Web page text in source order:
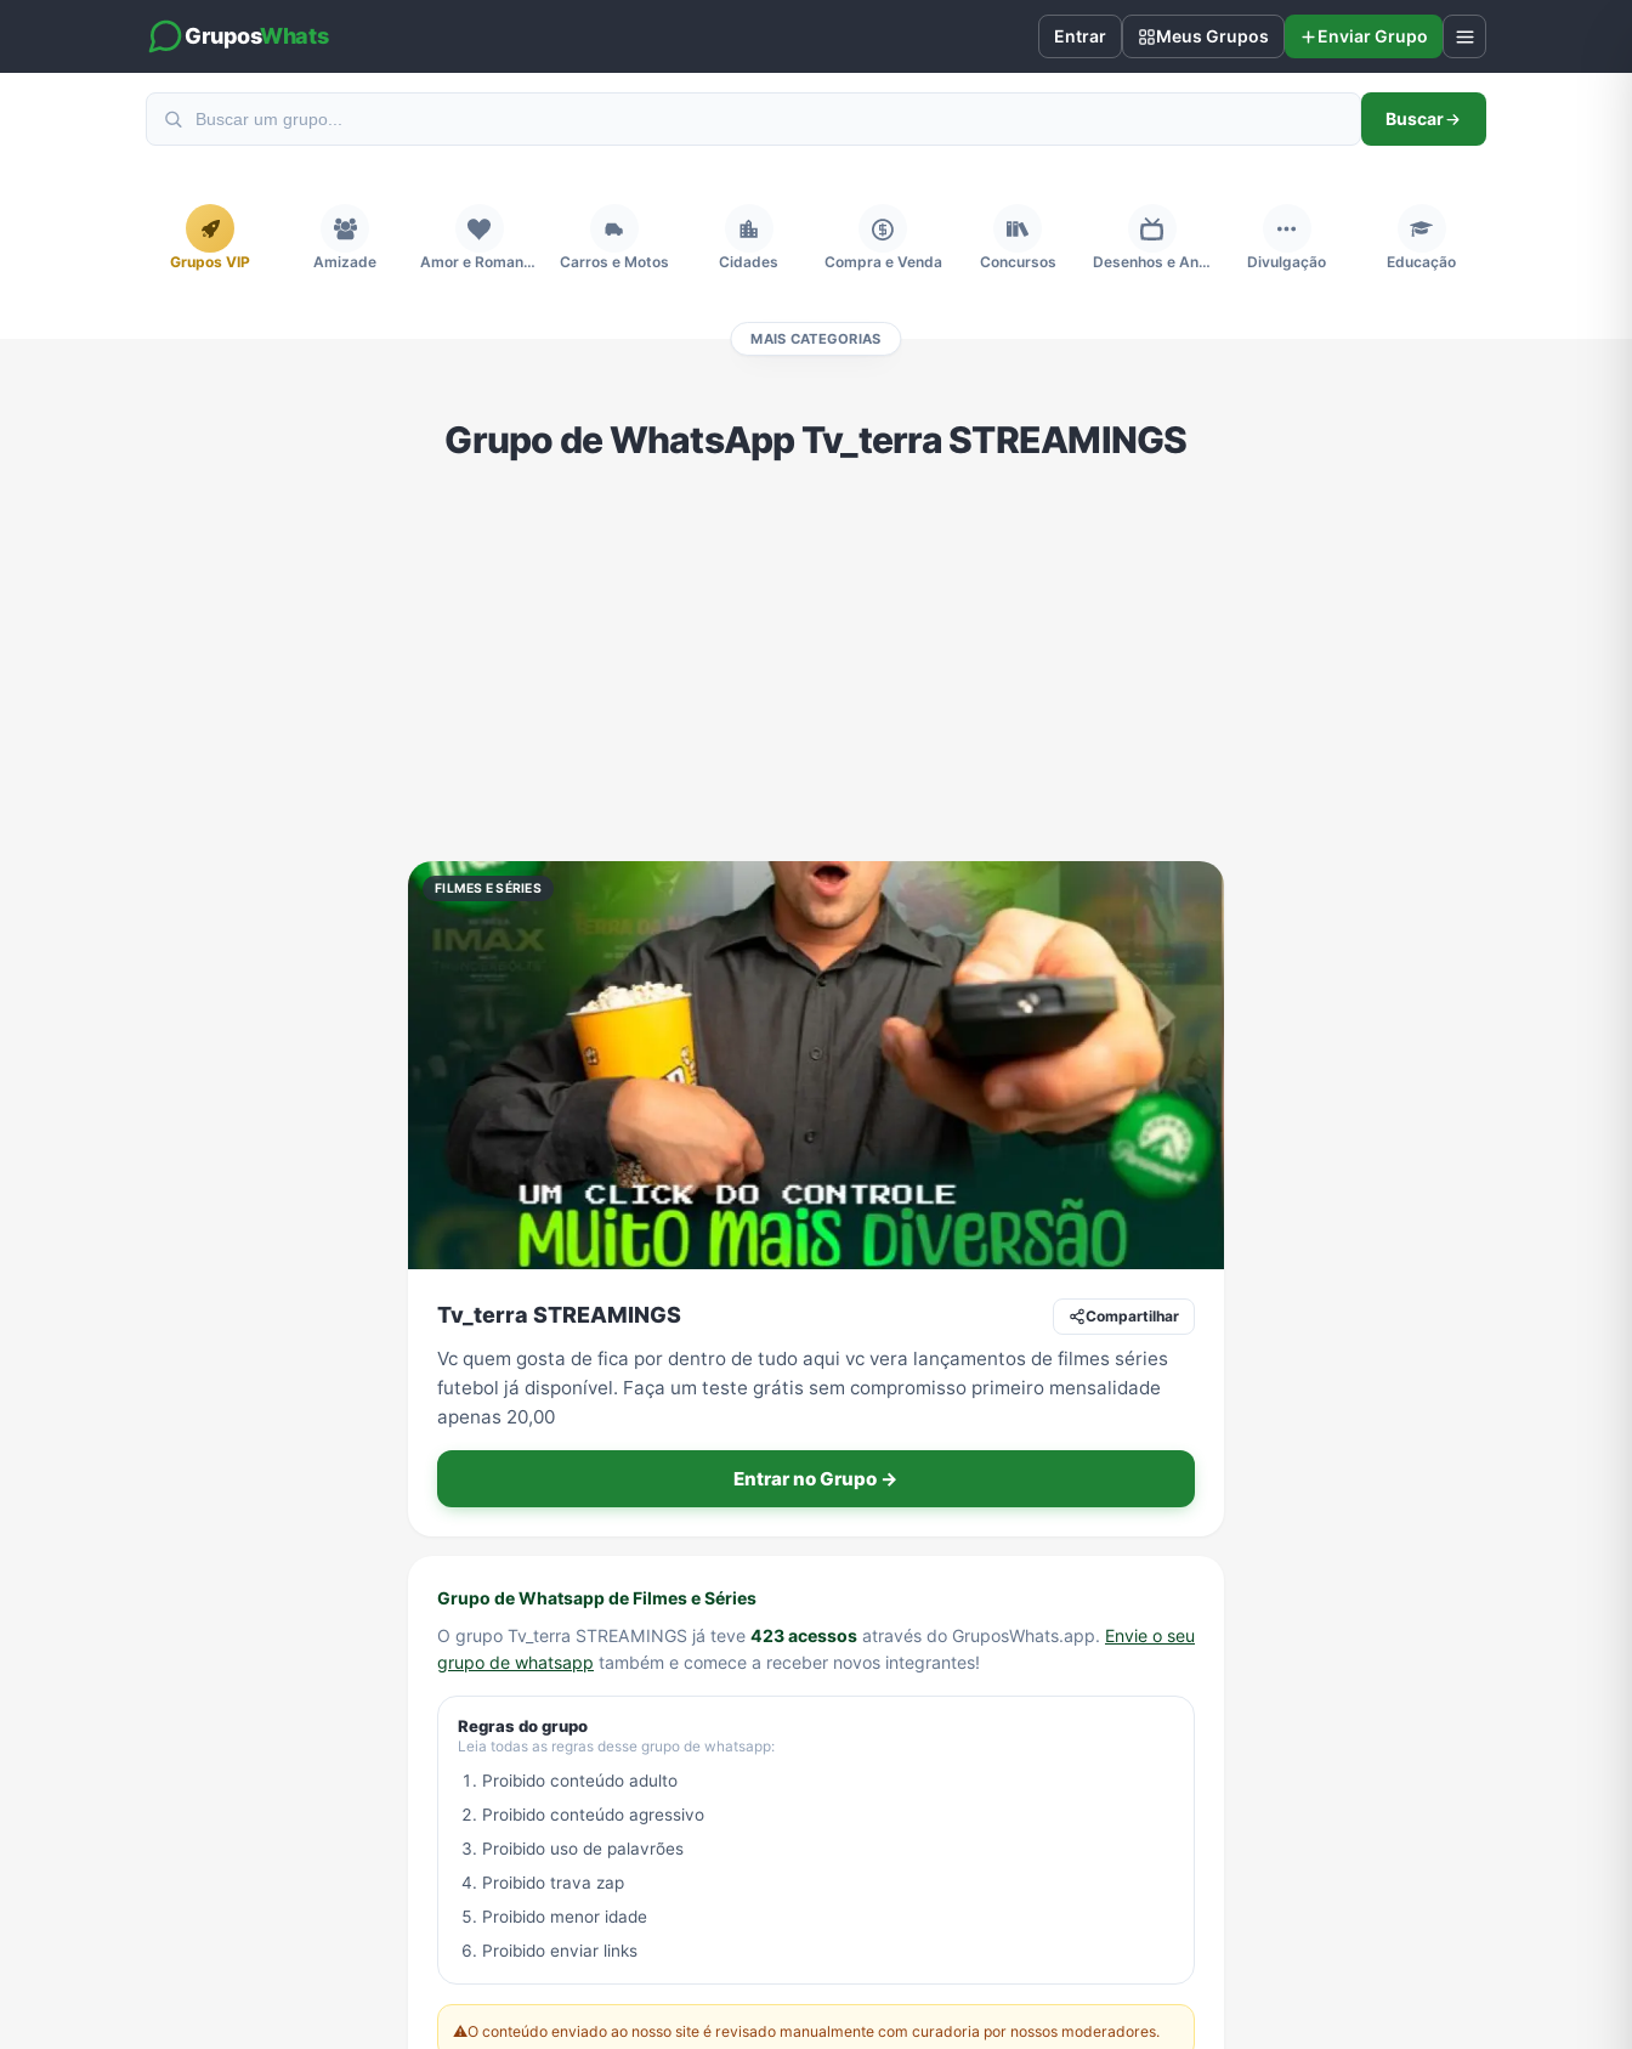
GruposWhats Entrar Meus Grupos Enviar Grupo
Buscar
Grupos VIP Amizade Amor e Romance Carros e Motos Cidades Compra e Venda Concursos Desenhos e Animes Divulgação Educação
Moda e Beleza
MAIS CATEGORIAS
Grupo de WhatsApp Tv_terra STREAMINGS
FILMES E SÉRIES
Tv_terra STREAMINGS Compartilhar
Vc quem gosta de fica por dentro de tudo aqui vc vera lançamentos de filmes séries
futebol já disponível. Faça um teste grátis sem compromisso primeiro mensalidade
apenas 20,00
Entrar no Grupo →
Grupo de Whatsapp de Filmes e Séries
O grupo Tv_terra STREAMINGS já teve 423 acessos através do GruposWhats.app. Envie o seu
grupo de whatsapp também e comece a receber novos integrantes!
Regras do grupo
Leia todas as regras desse grupo de whatsapp:
Proibido conteúdo adulto
Proibido conteúdo agressivo
Proibido uso de palavrões
Proibido trava zap
Proibido menor idade
Proibido enviar links
⚠️O conteúdo enviado ao nosso site é revisado manualmente com curadoria por nossos moderadores.